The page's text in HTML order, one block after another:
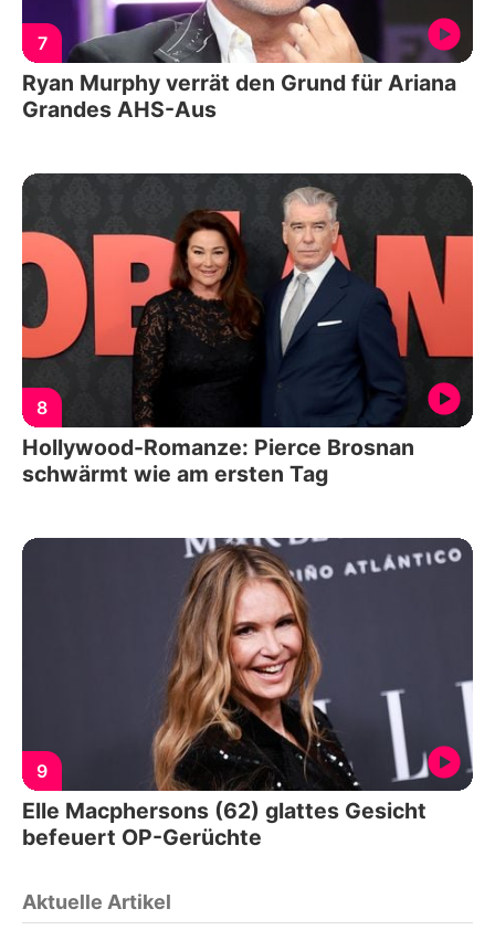
7
Ryan Murphy verrät den Grund für Ariana
Grandes AHS-Aus
8
Hollywood-Romanze: Pierce Brosnan
schwärmt wie am ersten Tag
9
Elle Macphersons (62) glattes Gesicht
befeuert OP-Gerüchte
Aktuelle Artikel